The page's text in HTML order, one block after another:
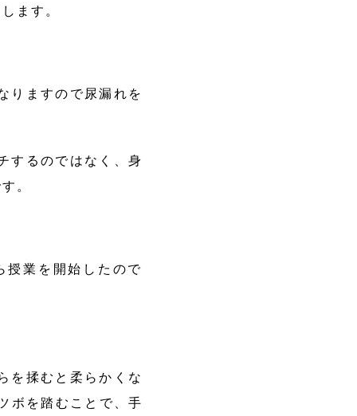
ます。
りますので尿漏れを
するのではなく、身
。
業を開始したので
を揉むと柔らかくな
ボを踏むことで、手